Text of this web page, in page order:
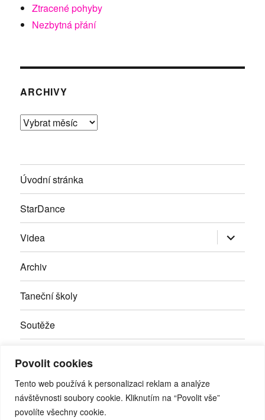
Povolit cookies
Tento web používá k personalizaci reklam a analýze
návštěvnosti soubory cookie. Kliknutím na “Povolit vše”
povolíte všechny cookie.
Ztracené pohyby
Nezbytná přání
ARCHIVY
Archivy
Úvodní stránka
StarDance
Videa Zobrazit
položky
Archiv
Taneční školy
Soutěže
Kontakty